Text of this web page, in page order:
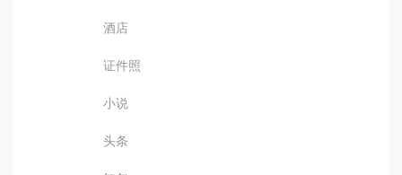
酒店
证件照
小说
头条